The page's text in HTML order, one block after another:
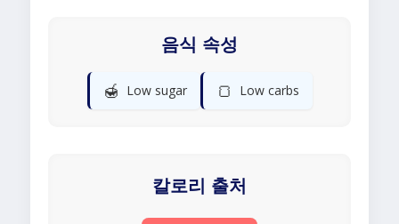
음식 속성
🍯 Low sugar 🍞 Low carbs
칼로리 출처